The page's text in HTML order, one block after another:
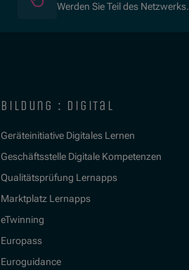
Werden Sie Teil des Netzwerks.
bildung : digital
Geräteinitiative Digitales Lernen
Geschäftsstelle Digitale Kompetenzen
Qualitätsprüfung Lernapps
Marktplatz Lernapps
eTwinning
Europass
Euroguidance